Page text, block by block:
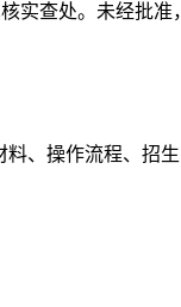
查处。未经批准
、操作流程、招生